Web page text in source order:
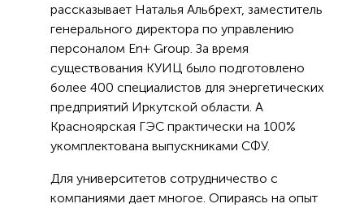
рассказывает Наталья Альбрехт, заместитель
генерального директора по управлению
персоналом En+ Group. За время
существования КУИЦ было подготовлено
более 400 специалистов для энергетических
предприятий Иркутской области. А
Красноярская ГЭС практически на 100%
укомплектована выпускниками СФУ.
Для университетов сотрудничество с
компаниями дает многое. Опираясь на опыт